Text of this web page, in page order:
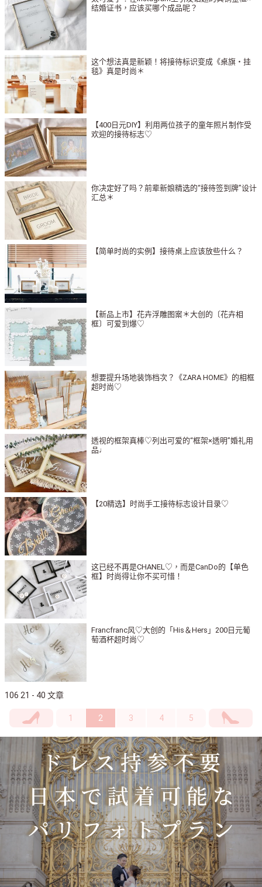
结婚证书，应该买哪个成品呢？
这个想法真是新颖！将接待标识变成《桌旗・挂
毯》真是时尚＊
【400日元DIY】利用两位孩子的童年照片制作受
欢迎的接待标志♡
你决定好了吗？前辈新娘精选的“接待签到牌”设计
汇总＊
【简单时尚的实例】接待桌上应该放些什么？
【新品上市】花卉浮雕图案＊大创的〔花卉相
框〕可爱到爆♡
想要提升场地装饰档次？《ZARA HOME》的相框
超时尚♡
透视的框架真棒♡列出可爱的“框架×透明”婚礼用
品♩
【20精选】时尚手工接待标志设计目录♡
这已经不再是CHANEL♡，而是CanDo的【单色
框】时尚得让你不买可惜！
Francfranc风♡大创的「His＆Hers」200日元葡
萄酒杯超时尚♡
106 21 - 40 文章
1 2 3 4 5